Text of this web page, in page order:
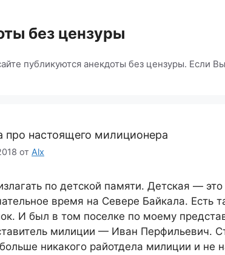
без цензуры
публикуются анекдоты без цензуры. Если
про настоящего милиционера
от Alx
по детской памяти. Детская —
время на Севере Байкала. Есть
И был в том поселке по моему
милиции — Иван Перфильевич.
никакого райотдела милиции и